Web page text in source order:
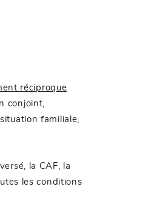
réciproque
conjoint,
familiale,
la CAF, la
les conditions